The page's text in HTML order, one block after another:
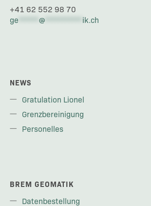
+41 62 552 98 70
ge
@ ik.ch
NEWS
Gratulation Lionel
Grenzbereinigung
Personelles
BREM GEOMATIK
Datenbestellung